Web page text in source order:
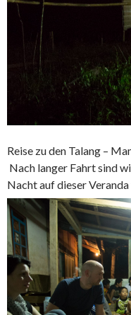
Reise zu den Talang –
Nach langer Fahrt sind
Nacht auf dieser